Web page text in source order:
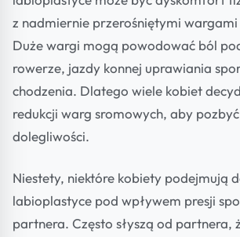
z nadmiernie przerośniętymi
Duże wargi mogą powodować ból
rowerze, jazdy konnej uprawiania
chodzenia. Dlatego wiele kobiet
redukcji warg sromowych, aby
dolegliwości.
Niestety, niektóre kobiety podejmują
labioplastyce pod wpływem presji
partnera. Często słyszą od partnera,